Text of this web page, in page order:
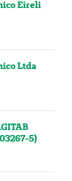
Eireli
Ltda
5)